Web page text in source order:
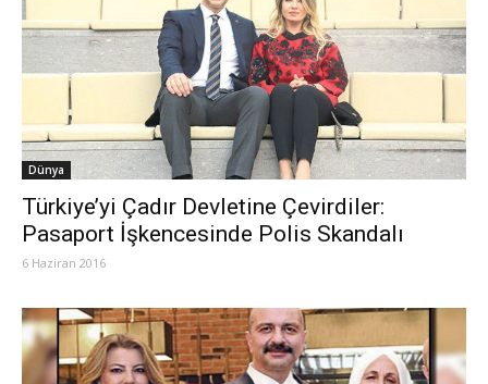
Dünya
Türkiye’yi Çadır Devletine Çevirdiler:
Pasaport İşkencesinde Polis Skandalı
6 Haziran 2016